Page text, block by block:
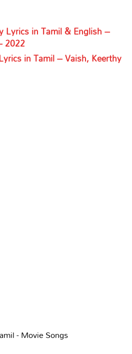
Lyrics in Tamil & English –
2022
in Tamil – Vaish, Keerthy
- Movie Songs